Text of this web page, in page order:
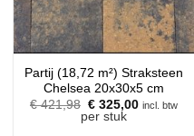
Partij (18,72 m²) Straksteen
Chelsea 20x30x5 cm
€421,98 Oorspronkelijke
prijs
€ 325,00Huidige
incl. btw
per stuk